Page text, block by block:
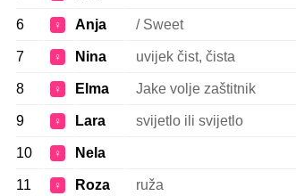
6 ♀ Anja / Sweet
7 ♀ Nina uvijek čist, čista
8 ♀ Elma Jake volje zaštitnik
9 ♀ Lara svijetlo ili svijetlo
10 ♀ Nela
11 ♀ Roza ruža